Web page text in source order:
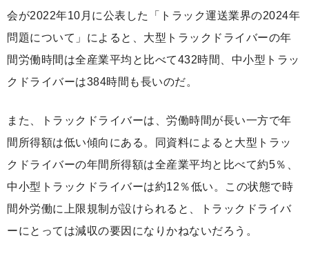
会が2022年10月に公表した「トラック運送業界の2024年
問題について」によると、大型トラックドライバーの年
間労働時間は全産業平均と比べて432時間、中小型トラッ
クドライバーは384時間も長いのだ。
また、トラックドライバーは、労働時間が長い一方で年
間所得額は低い傾向にある。同資料によると大型トラッ
クドライバーの年間所得額は全産業平均と比べて約5％、
中小型トラックドライバーは約12％低い。この状態で時
間外労働に上限規制が設けられると、トラックドライバ
ーにとっては減収の要因になりかねないだろう。